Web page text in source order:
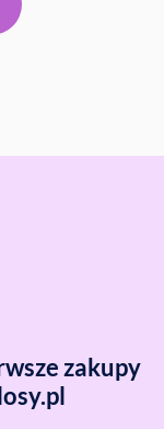
zakupy